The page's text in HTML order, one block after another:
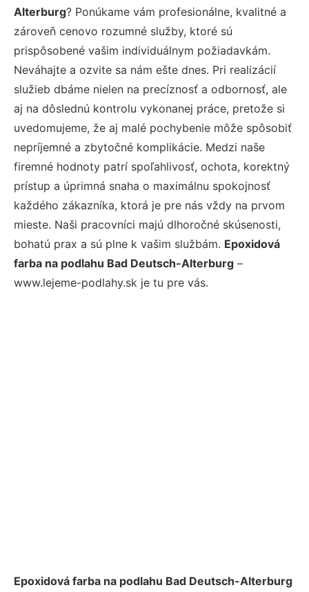
Alterburg? Ponúkame vám profesionálne, kvalitné a
zároveň cenovo rozumné služby, ktoré sú
prispôsobené vašim individuálnym požiadavkám.
Neváhajte a ozvite sa nám ešte dnes. Pri realizácií
služieb dbáme nielen na precíznosť a odbornosť, ale
aj na dôslednú kontrolu vykonanej práce, pretože si
uvedomujeme, že aj malé pochybenie môže spôsobiť
nepríjemné a zbytočné komplikácie. Medzi naše
firemné hodnoty patrí spoľahlivosť, ochota, korektný
prístup a úprimná snaha o maximálnu spokojnosť
každého zákazníka, ktorá je pre nás vždy na prvom
mieste. Naši pracovníci majú dlhoročné skúsenosti,
bohatú prax a sú plne k vašim službám. Epoxidová
farba na podlahu Bad Deutsch-Alterburg –
www.lejeme-podlahy.sk je tu pre vás.
Epoxidová farba na podlahu Bad Deutsch-Alterburg